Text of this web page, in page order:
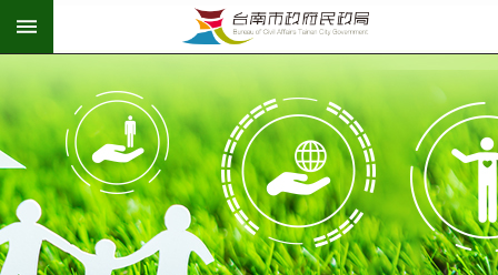
跳到主要內容區塊